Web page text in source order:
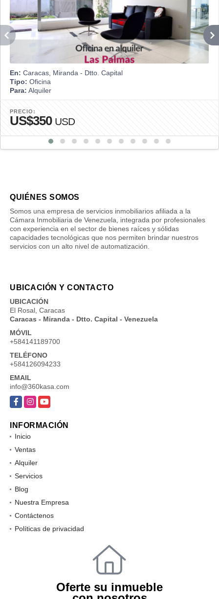
En: Caracas, Miranda - Dtto. Capital
Tipo: Oficina
Para: Alquiler
PRECIO:
US$350 USD
QUIÉNES SOMOS
Somos una empresa de servicios inmobiliarios afiliada a la
Cámara Inmobiliaria de Venezuela, integrada por profesionales
con experiencia en el sector de bienes raíces y sólidas
capacidades tecnológicas que nos permiten brindar nuestros
servicios con un alto nivel de automatización.
UBICACIÓN Y CONTACTO
UBICACIÓN
El Rosal, Caracas
Caracas - Miranda - Dtto. Capital - Venezuela
MÓVIL
+584141189700
TELÉFONO
+584126094233
EMAIL
info@360kasa.com
Facebook
InstagramYouTube
INFORMACIÓN
Inicio
Ventas
Alquiler
Servicios
Blog
Nuestra Empresa
Contáctenos
Políticas de privacidad
Oferte su inmueble